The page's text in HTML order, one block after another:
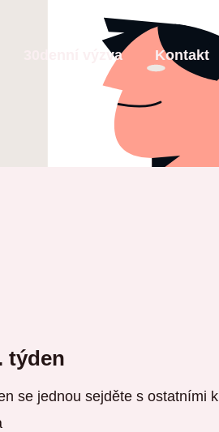
30denní výzva Kontakt
týden
se jednou sejděte s ostatními k